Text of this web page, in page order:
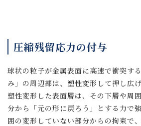
圧縮残留応力の付与
球状の粒子が金属表面に高速で衝突す
み」の周辺部は、塑性変形して押し広
塑性変形した表面層は、その下層や周
分から「元の形に戻ろう」とする力で
囲の変形していない部分からの拘束で